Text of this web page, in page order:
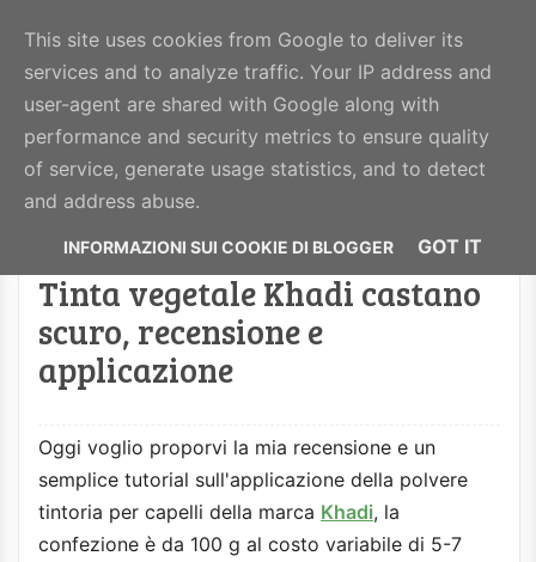
BeautyHealthy
MENU
Visualizzazione post con etichettatinte. Mostra
Tinta vegetale Khadi castano
scuro, recensione e
applicazione
Oggi voglio proporvi la mia recensione e un
semplice tutorial sull'applicazione della polvere
tintoria per capelli della marca Khadi, la
confezione è da 100 g al costo variabile di 5-7
This site uses cookies from Google to deliver its
services and to analyze traffic. Your IP address and
user-agent are shared with Google along with
performance and security metrics to ensure quality
of service, generate usage statistics, and to detect
and address abuse.
GOT IT